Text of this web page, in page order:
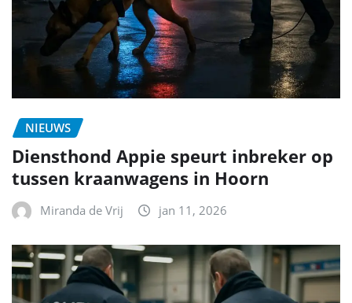
NIEUWS
Diensthond Appie speurt inbreker op
tussen kraanwagens in Hoorn
Miranda de Vrij jan 11, 2026